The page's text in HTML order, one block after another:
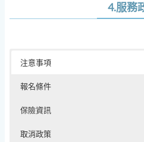
4.服務
注意事項
報名條件
保險資訊
取消政策